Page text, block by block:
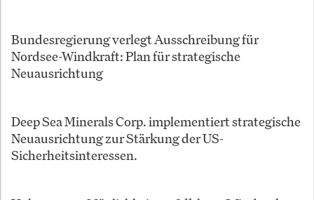
Bundesregierung verlegt Ausschreibung für
Nordsee-Windkraft: Plan für strategische
Neuausrichtung
Deep Sea Minerals Corp. implementiert strategische
Neuausrichtung zur Stärkung der US-
Sicherheitsinteressen.